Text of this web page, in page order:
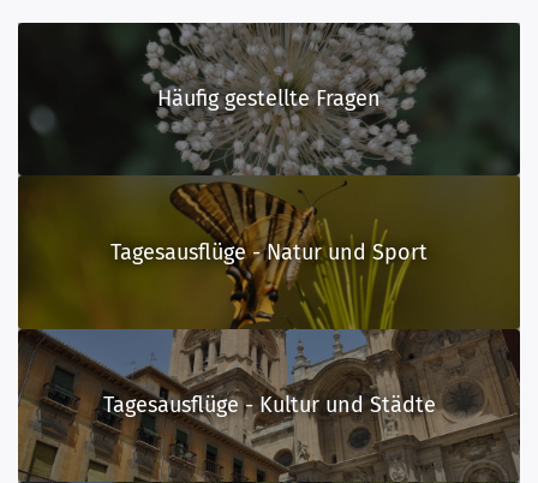
Tagesausflüge - Natur und Sport
Tagesausflüge - Kultur und Städte
Häufig gestellte Fragen